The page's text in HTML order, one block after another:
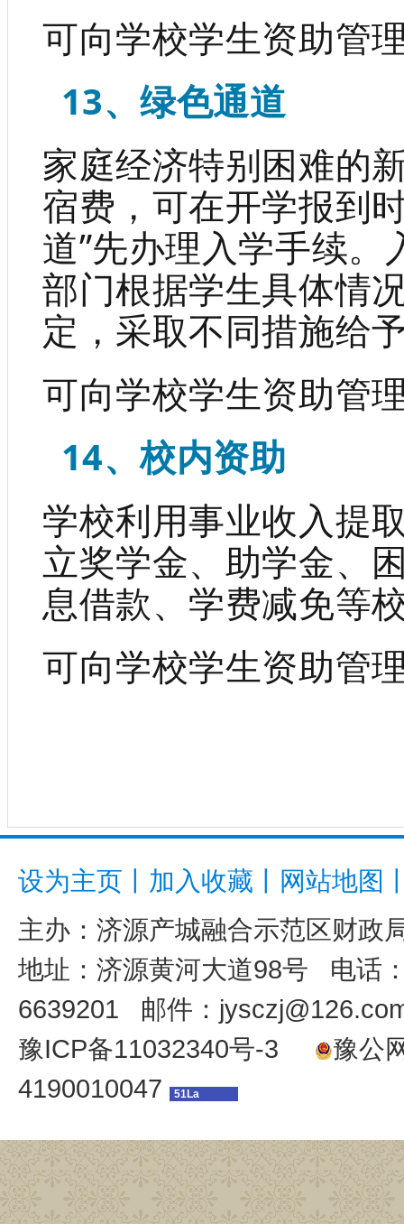
可向学校学生资助管
13、绿色通道
家庭经济特别困难的
宿费，可在开学报到
道”先办理入学手续
部门根据学生具体情
定，采取不同措施给
可向学校学生资助管
14、校内资助
学校利用事业收入提
立奖学金、助学金、
息借款、学费减免等
可向学校学生资助管
设为主页 加入收藏 网站地图
主办： 济源产城融合示范区财政
地址：济源黄河大道98号 电话
6639201 邮件：
豫ICP备11032340号-3
豫公
4190010047
51La